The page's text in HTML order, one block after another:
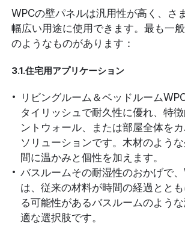
WPCの壁パネルは汎用性が高く、さ
幅広い用途に使用できます。最も一
のようなものがあります：
3.1.住宅用アプリケーション
リビングルーム＆ベッドルーム
タイリッシュで耐久性に優れ、特
ントウォール、または部屋全体を
ソリューションです。木材のよう
間に温かみと個性を加えます。
バスルームその耐湿性のおかげで
は、従来の材料が時間の経過とと
る可能性があるバスルームのよう
適な選択肢です。